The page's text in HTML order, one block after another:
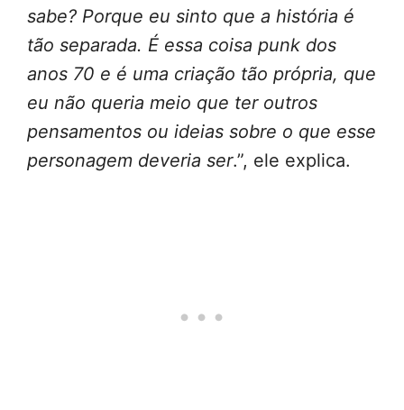
sabe? Porque eu sinto que a história é
tão separada. É essa coisa punk dos
anos 70 e é uma criação tão própria, que
eu não queria meio que ter outros
pensamentos ou ideias sobre o que esse
personagem deveria ser.”, ele explica.